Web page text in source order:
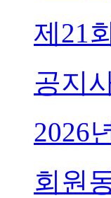
제21
공지
2026
회원